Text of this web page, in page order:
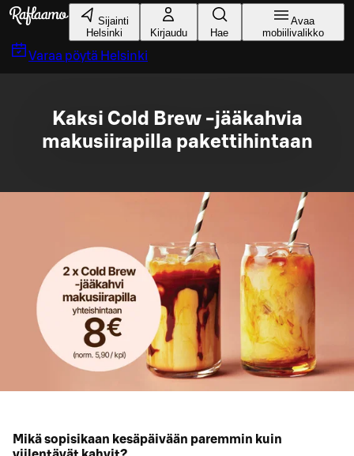
Siirry pääsisältöön
Sijainti
Helsinki
Kirjaudu Hae
Avaa
mobiilivalikko
Varaa pöytä Helsinki
Kaksi Cold Brew -jääkahvia
makusiirapilla pakettihintaan
Mikä sopisikaan kesäpäivään paremmin kuin